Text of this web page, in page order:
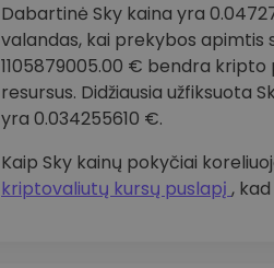
Dabartinė Sky kaina yra
valandas, kai prekybos apimtis
1105879005.00 € bendra kripto
resursus. Didžiausia užfiksuota
yra 0.034255610 €.
Kaip Sky kainų pokyčiai
kriptovaliutų kursų puslapį ,